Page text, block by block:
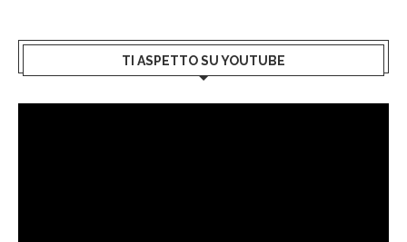
TI ASPETTO SU YOUTUBE